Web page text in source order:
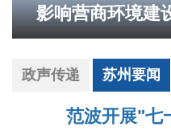
政声传递 苏州要闻
范波开展"七